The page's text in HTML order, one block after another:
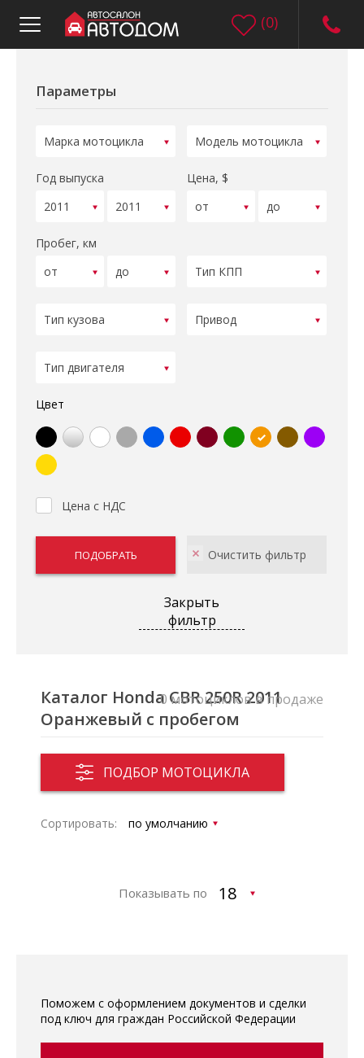
(0)
Параметры
Год выпуска Цена, $
Пробег, км
Цвет
Цена с НДС
Закрыть
фильтр
Каталог Honda CBR 250R 2011
Оранжевый с пробегом
ПОДБОР МОТОЦИКЛА
0 мотоциклов в продаже
Сортировать:
Показывать по
Поможем с оформлением документов и сделки
под ключ для граждан Российской Федерации